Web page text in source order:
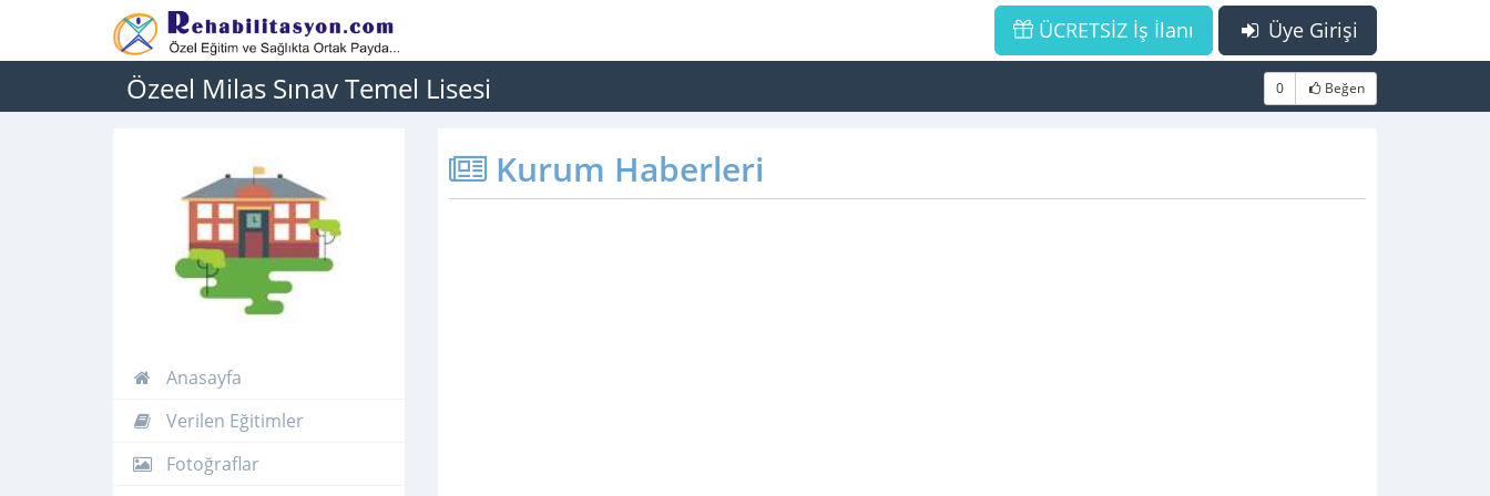
Üye Girişi
ÜCRETSİZ İş İlanı
Özeel Milas Sınav Temel Lisesi 0 Beğen
Anasayfa
Verilen Eğitimler
Fotoğraflar
Kurum Haberleri